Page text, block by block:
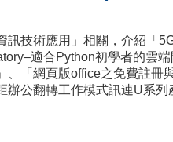
訊技術應用」相關，介紹「
適合Python初學者的雲
、「網頁版office之免費註冊
辦公翻轉工作模式訊連U系